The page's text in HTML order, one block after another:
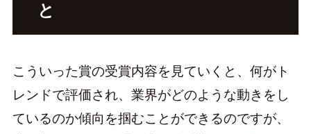
と
こういった賞の受賞内容を見ていくと、何がト
レンドで評価され、業界がどのような動きをし
ているのか傾向を掴むことができるのですが、